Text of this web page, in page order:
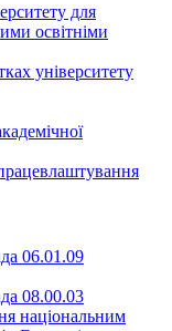
для
освітніми
університету
06.01.09
08.00.03
національним